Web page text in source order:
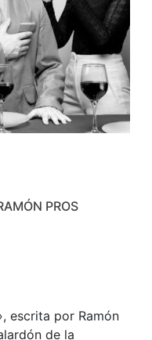
PROS
, escrita por Ramón
de la